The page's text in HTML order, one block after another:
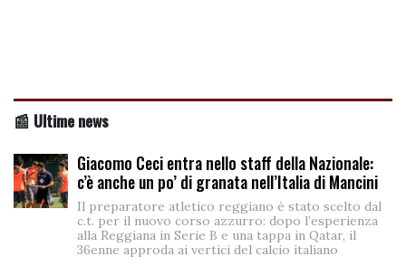
📰 Ultime news
Giacomo Ceci entra nello staff della Nazionale:
c’è anche un po’ di granata nell’Italia di Mancini
Il preparatore atletico reggiano è stato scelto dal
c.t. per il nuovo corso azzurro: dopo l’esperienza
alla Reggiana in Serie B e una tappa in Qatar, il
36enne approda ai vertici del calcio italiano